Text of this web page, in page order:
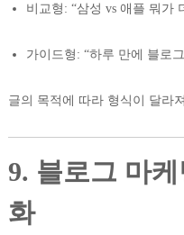
비교형: “삼성 vs 애플 뭐가
가이드형: “하루 만에 블로
글의 목적에 따라 형식이 달라
9. 블로그 마
화